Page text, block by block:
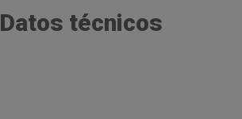
Datos técnicos